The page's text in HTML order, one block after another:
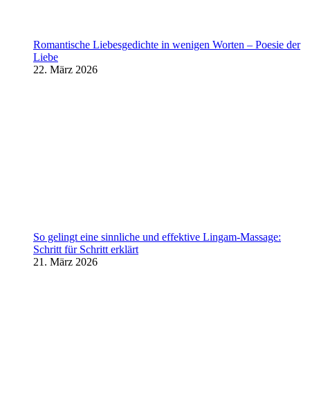
Romantische Liebesgedichte in wenigen Worten – Poesie der
Liebe
22. März 2026
So gelingt eine sinnliche und effektive Lingam-Massage:
Schritt für Schritt erklärt
21. März 2026